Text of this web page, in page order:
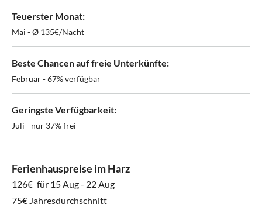
Teuerster Monat:
Mai - Ø 135€/Nacht
Beste Chancen auf freie Unterkünfte:
Februar - 67% verfügbar
Geringste Verfügbarkeit:
Juli - nur 37% frei
Ferienhauspreise im Harz
126€ für 15 Aug - 22 Aug
75€ Jahresdurchschnitt